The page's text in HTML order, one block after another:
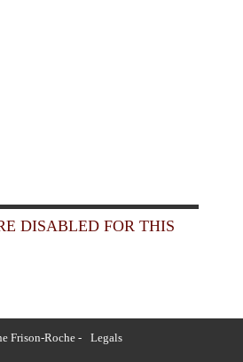
DISABLED FOR THIS
Frison-Roche - Legals